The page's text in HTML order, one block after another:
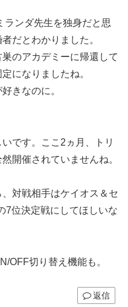
ランダ先生を独身だと思
だとわかりました。
のアカデミーに帰還して
になりましたね。
きなのに。
です。ここ2ヵ月、トリ
開催されていませんね。
対戦相手はケイオス＆セ
7位決定戦にしてほしいな
OFF切り替え機能も。
返信